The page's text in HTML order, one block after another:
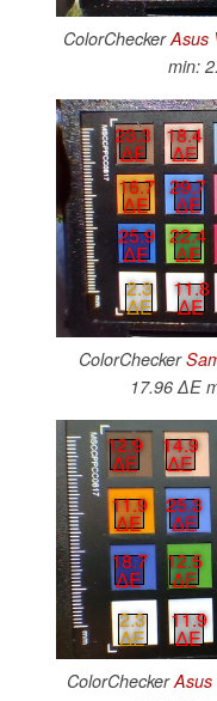
ColorCheckerAsus
min:
23.3
∆E
18.4
∆E
16.7
∆E
29.7
∆E
25.9
∆E
22.4
∆E
2.3
∆E
11.8
∆E
ColorChecker
17.96 ∆E
12.9
∆E
14.9
∆E
11.9
∆E
25.3
∆E
18.7
∆E
12.5
∆E
2.3
∆E
11.9
∆E
ColorCheckerAsus